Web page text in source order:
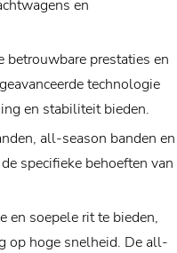
en
betrouwbare prestaties en
technologie
en stabiliteit bieden.
all-season banden en
specifieke behoeften van
en soepele rit te bieden,
op hoge snelheid. De all-